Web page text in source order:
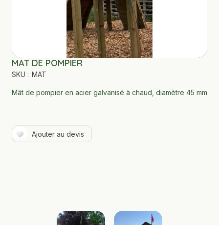
MAT DE POMPIER
SKU : MAT
Mât de pompier en acier galvanisé à chaud, diamètre 45 mm
Ajouter au devis